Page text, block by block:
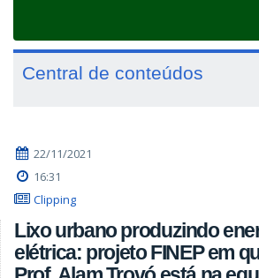
Central de conteúdos
22/11/2021
16:31
Clipping
Lixo urbano produzindo
elétrica: projeto FINEP em